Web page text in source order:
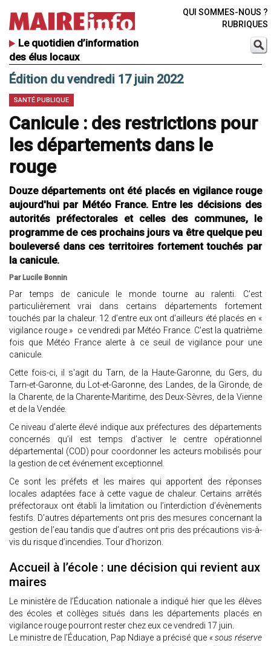
Le quotidien d’information
des élus locaux
QUI SOMMES-NOUS ?
RUBRIQUES
Édition du vendredi 17 juin 2022
SANTÉ PUBLIQUE
Canicule : des restrictions pour
les départements dans le
rouge
Douze départements ont été placés en vigilance rouge
aujourd'hui par Météo France. Entre les décisions des
autorités préfectorales et celles des communes, le
programme de ces prochains jours va être quelque peu
bouleversé dans ces territoires fortement touchés par
la canicule.
Par Lucile Bonnin
Par temps de canicule le monde tourne au ralenti. C'est
particulièrement vrai dans certains départements fortement
touchés par la chaleur. 12 d’entre eux ont d'ailleurs été placés en «
vigilance rouge » ce vendredi par Météo France. C'est la quatrième
fois que Météo France alerte à ce seuil de vigilance pour une
canicule.
Cette fois-ci, il s'agit du Tarn, de la Haute-Garonne, du Gers, du
Tarn-et-Garonne, du Lot-et-Garonne, des Landes, de la Gironde, de
la Charente, de la Charente-Maritime, des Deux-Sèvres, de la Vienne
et de la Vendée.
Ce niveau d’alerte élevé indique aux préfectures des départements
concernés qu’il est temps d’activer le centre opérationnel
départemental (COD) pour coordonner les acteurs mobilisés pour
la gestion de cet événement exceptionnel.
Ce sont les préfets et les maires qui apportent des réponses
locales adaptées face à cette vague de chaleur. Certains arrêtés
préfectoraux ont établi la limitation ou l’interdiction d’évènements
festifs. D’autres départements ont pris des mesures concernant la
gestion de l’eau tandis que d’autres ont pris des précautions vis-à-
vis du risque d’incendies. Tour d'horizon.
Accueil à l’école : une décision qui revient aux
maires
Le ministère de l’Éducation nationale a indiqué hier que les élèves
des écoles et collèges situés dans les départements placés en
vigilance rouge pourront rester chez eux ce vendredi 17 juin.
Le ministre de l’Éducation, Pap Ndiaye a précisé que « sous réserve